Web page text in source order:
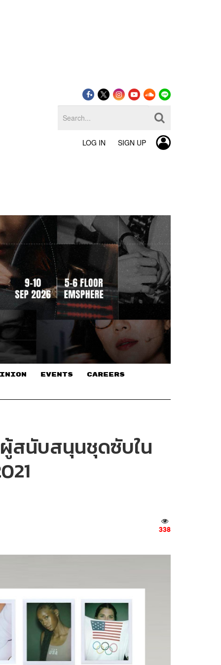
LOG IN SIGN UP
EVENTS CAREERS
สนับสนุนชุดซับใน
338